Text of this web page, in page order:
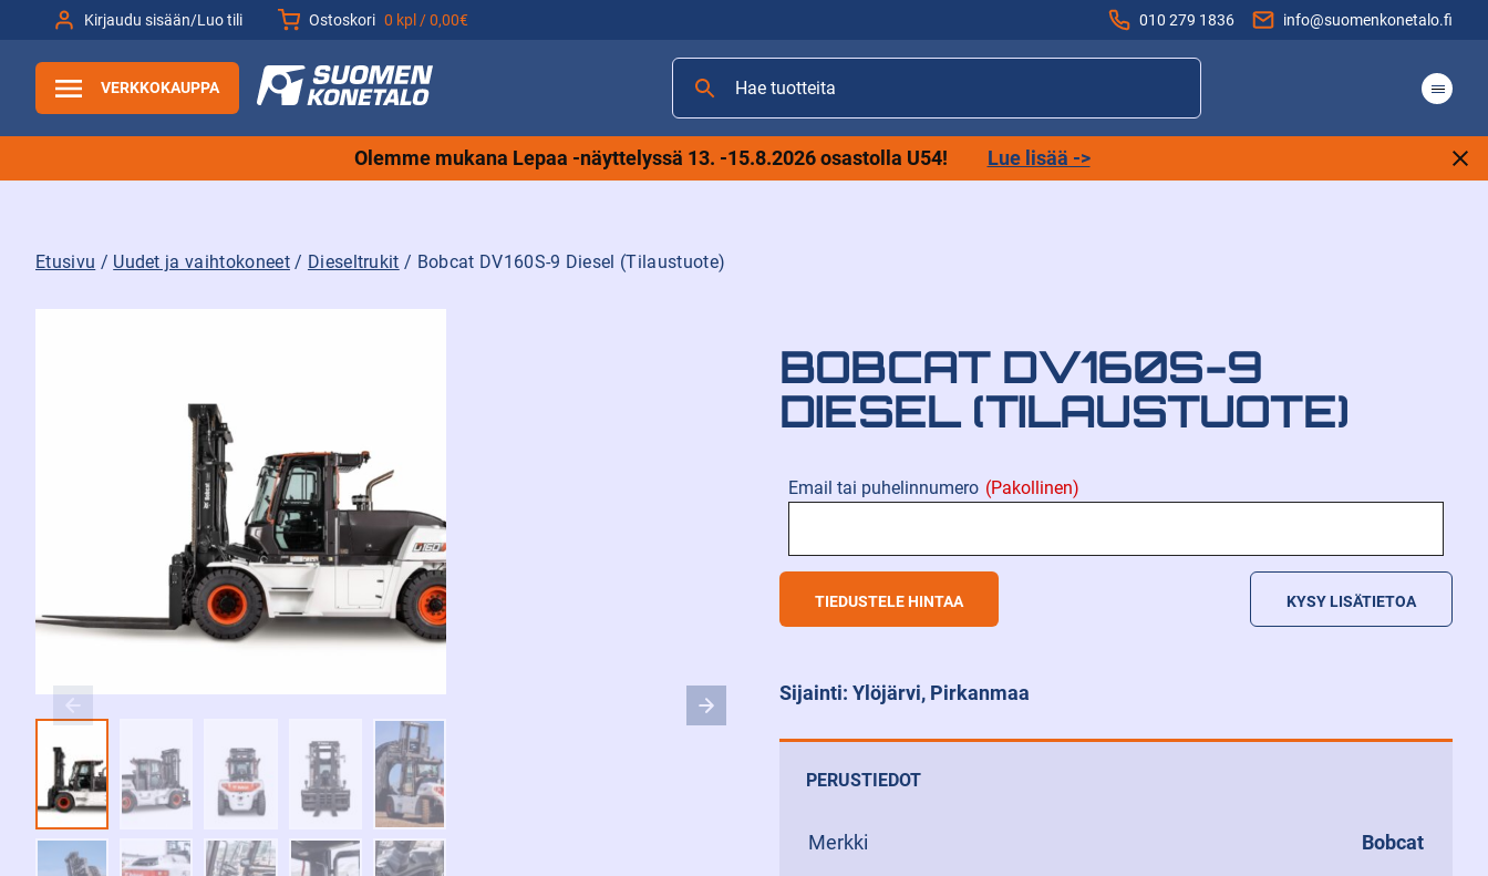
Kirjaudu sisään/Luo tili Ostoskori 0 kpl /0,00€ 010 279 1836 info@suomenkonetalo.fi
VERKKOKAUPPA
Hae
tuotteita
Olemme mukana Lepaa -näyttelyssä 13. -15.8.2026 osastolla U54! Lue lisää ->
Etusivu / Uudet ja vaihtokoneet/ Dieseltrukit / Bobcat DV160S-9 Diesel (Tilaustuote)
BOBCAT DV160S-9
DIESEL (TILAUSTUOTE)
Sijainti: Ylöjärvi, Pirkanmaa
Email tai puhelinnumero (Pakollinen)
KYSY LISÄTIETOA
PERUSTIEDOT
Merkki
Bobcat